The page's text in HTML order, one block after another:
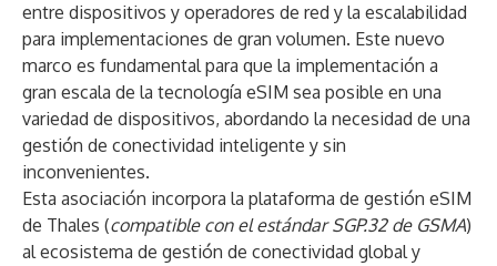
entre dispositivos y operadores de red y la escalabilidad
para implementaciones de gran volumen. Este nuevo
marco es fundamental para que la implementación a
gran escala de la tecnología eSIM sea posible en una
variedad de dispositivos, abordando la necesidad de una
gestión de conectividad inteligente y sin
inconvenientes.
Esta asociación incorpora la plataforma de gestión eSIM
de Thales (compatible con el estándar SGP.32 de GSMA)
al ecosistema de gestión de conectividad global y